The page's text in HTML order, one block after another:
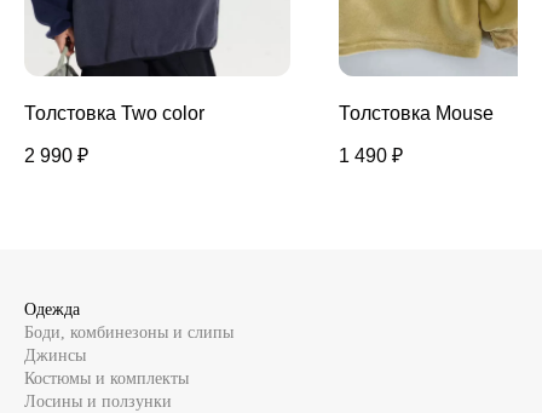
Толстовка Two color
2 990 ₽
Толстовка Mouse
1 490 ₽
Одежда
Боди, комбинезоны и слипы
Джинсы
Костюмы и комплекты
Лосины и ползунки